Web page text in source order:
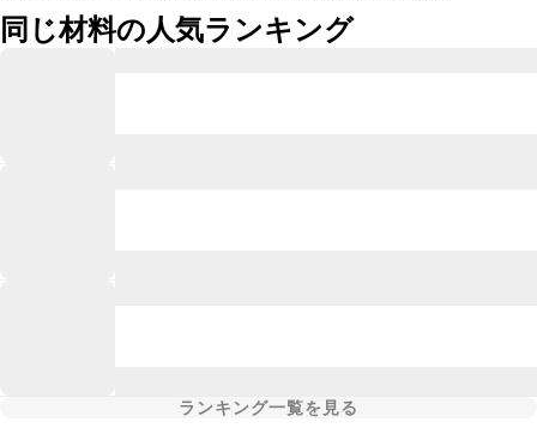
同じ材料の人気ランキング
ランキング一覧を見る